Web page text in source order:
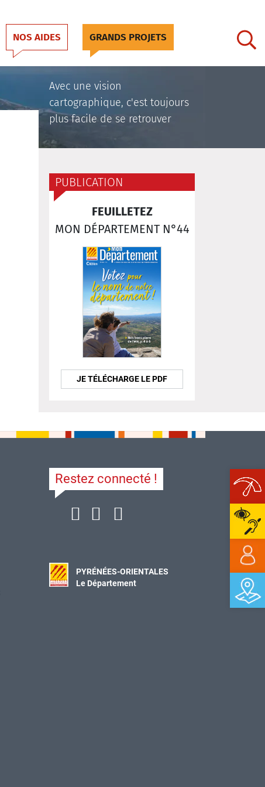
NOS AIDES GRANDS PROJETS
Avec une vision
cartographique, c'est toujours
plus facile de se retrouver
PUBLICATION
FEUILLETEZ
MON DÉPARTEMENT N°44
JE TÉLÉCHARGE LE PDF
Restez connecté !
PYRÉNÉES-ORIENTALES
Le Département